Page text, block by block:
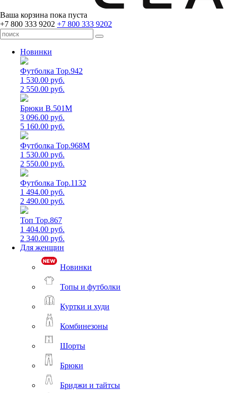
Ваша корзина пока пуста
+7 800 333 9202 +7 800 333 9202
Новинки
Футболка Top.942
1 530.00 руб.
2 550.00 руб.
Брюки B.501M
3 096.00 руб.
5 160.00 руб.
Футболка Top.968M
1 530.00 руб.
2 550.00 руб.
Футболка Top.1132
1 494.00 руб.
2 490.00 руб.
Топ Top.867
1 404.00 руб.
2 340.00 руб.
Для женщин
Новинки
Топы и футболки
Куртки и худи
Комбинезоны
Шорты
Брюки
Бриджи и тайтсы